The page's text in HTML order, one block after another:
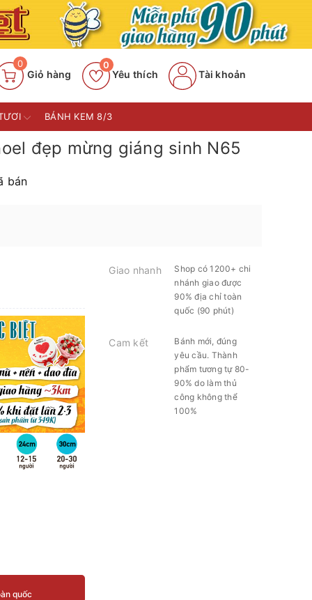
0
Giỏ hàng Yêu thích
0
Tài khoản
BÁNH KEM 8/3
đẹp mừng giáng sinh N65
bán
quốc
Giao nhanh
Shop có 1200+ chi
nhánh giao được
90% địa chỉ toàn
quốc (90 phút)
Cam kết
Bánh mới, đúng
yêu cầu. Thành
phẩm tương tự 80-
90% do làm thủ
công không thể
100%